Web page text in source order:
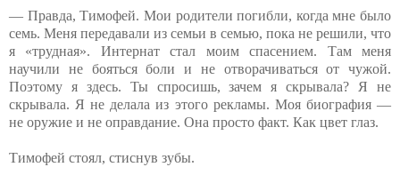
— Правда, Тимофей. Мои родители погибли, когда мне было
семь. Меня передавали из семьи в семью, пока не решили, что
я «трудная». Интернат стал моим спасением. Там меня
научили не бояться боли и не отворачиваться от чужой.
Поэтому я здесь. Ты спросишь, зачем я скрывала? Я не
скрывала. Я не делала из этого рекламы. Моя биография —
не оружие и не оправдание. Она просто факт. Как цвет глаз.
Тимофей стоял, стиснув зубы.